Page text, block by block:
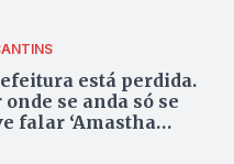
está perdida.
onde se anda só se
falar ‘Amastha